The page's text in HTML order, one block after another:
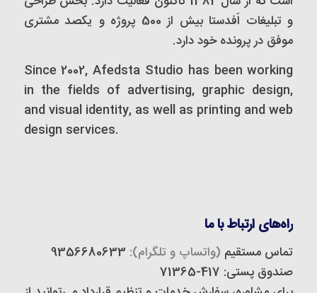
و تبلیغات اَفدستا بیش از 500 پروژه و یکصد مشتری
موفق در پرونده خود دارد.
Since 2002, Afedsta Studio has been working
in the fields of advertising, graphic design,
and visual identity, as well as printing and web
design services.
راه‌های ارتباط با ما
تماس مستقیم (واتساپ و تلگرام):
صندوق پستی: 417-71365